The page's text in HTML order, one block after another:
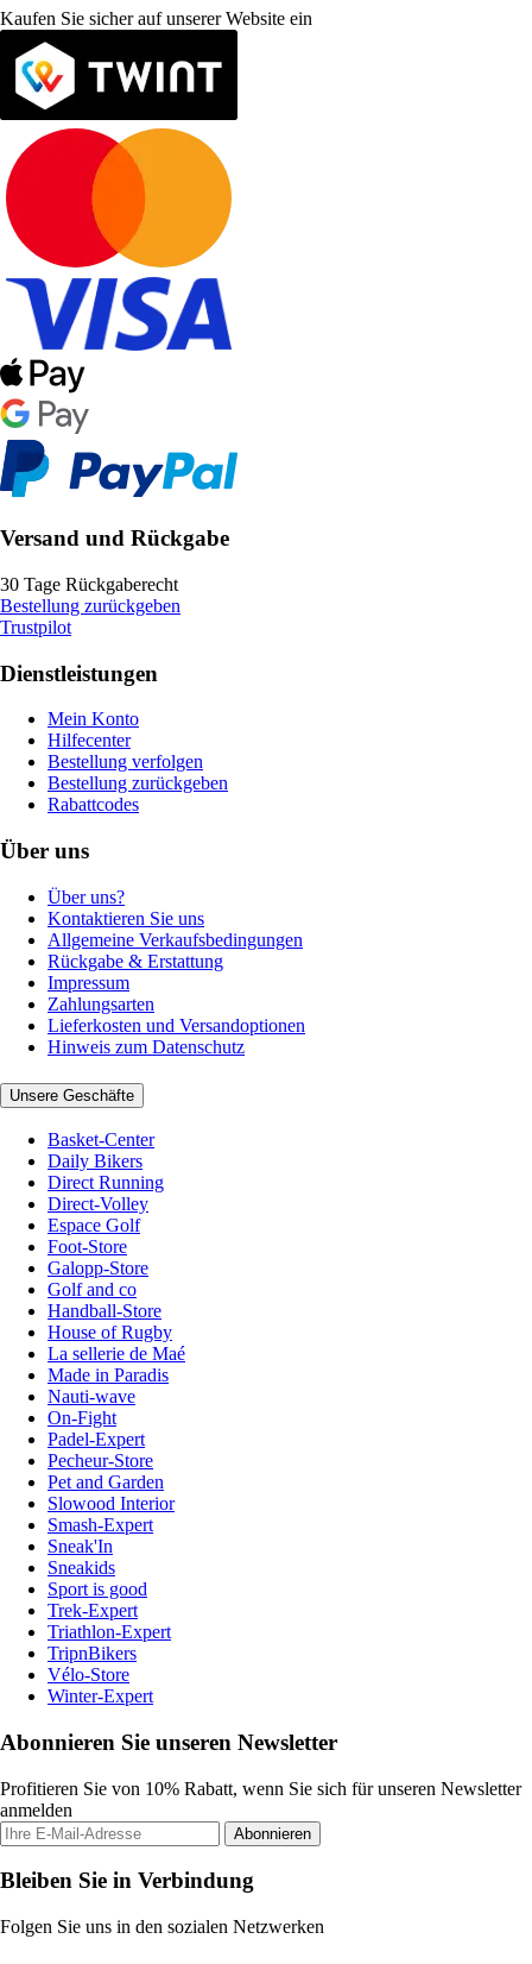
Kaufen Sie sicher auf unserer Website ein
Versand und Rückgabe
30 Tage Rückgaberecht
Bestellung zurückgeben
Trustpilot
Dienstleistungen
Mein Konto
Hilfecenter
Bestellung verfolgen
Bestellung zurückgeben
Rabattcodes
Über uns
Über uns?
Kontaktieren Sie uns
Allgemeine Verkaufsbedingungen
Rückgabe & Erstattung
Impressum
Zahlungsarten
Lieferkosten und Versandoptionen
Hinweis zum Datenschutz
Unsere Geschäfte
Basket-Center
Daily Bikers
Direct Running
Direct-Volley
Espace Golf
Foot-Store
Galopp-Store
Golf and co
Handball-Store
House of Rugby
La sellerie de Maé
Made in Paradis
Nauti-wave
On-Fight
Padel-Expert
Pecheur-Store
Pet and Garden
Slowood Interior
Smash-Expert
Sneak'In
Sneakids
Sport is good
Trek-Expert
Triathlon-Expert
TripnBikers
Vélo-Store
Winter-Expert
Abonnieren Sie unseren Newsletter
Profitieren Sie von 10% Rabatt, wenn Sie sich für unseren Newsletter
anmelden
Abonnieren
Bleiben Sie in Verbindung
Folgen Sie uns in den sozialen Netzwerken